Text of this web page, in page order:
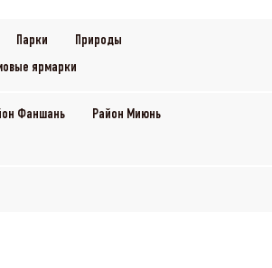
Парки
Природы
ярмарки
Фаншань
Район Миюнь